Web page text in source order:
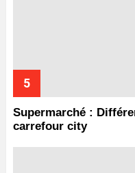
Supermarché :
carrefour city